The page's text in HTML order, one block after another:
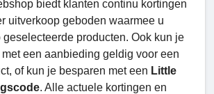
biedt klanten continu kortingen
uitverkoop geboden waarmee u
geselecteerde producten. Ook kun je
een aanbieding geldig voor een
of kun je besparen met een Little
. Alle actuele kortingen en